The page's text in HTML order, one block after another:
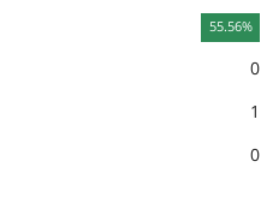
55.56%
0
1
0